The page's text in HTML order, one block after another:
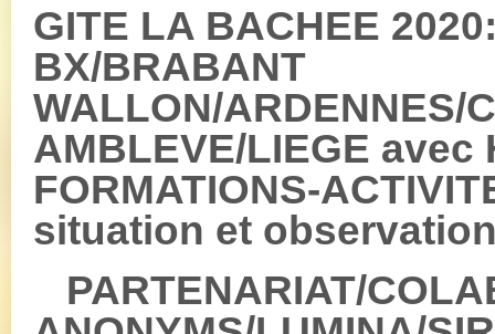
GITE LA BACHEE
BX/BRABANT
WALLON/ARDENNES/
AMBLEVE/LIEGE avec
FORMATIONS-
situation et
PARTENARIAT/